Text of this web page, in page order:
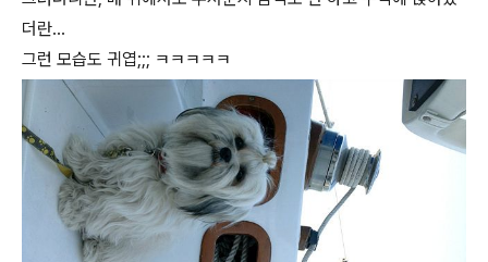
더란...
그런 모습도 귀엽;;; ㅋㅋㅋㅋㅋ